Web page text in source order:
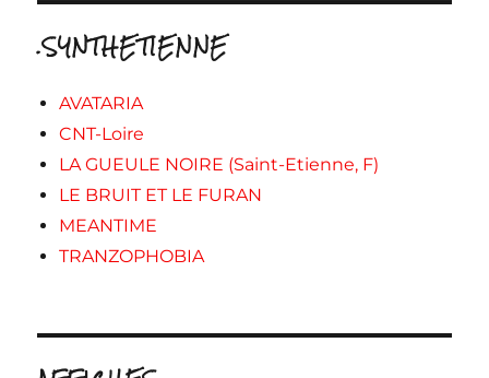
.SYNTHETIENNE
AVATARIA
CNT-Loire
LA GUEULE NOIRE (Saint-Etienne, F)
LE BRUIT ET LE FURAN
MEANTIME
TRANZOPHOBIA